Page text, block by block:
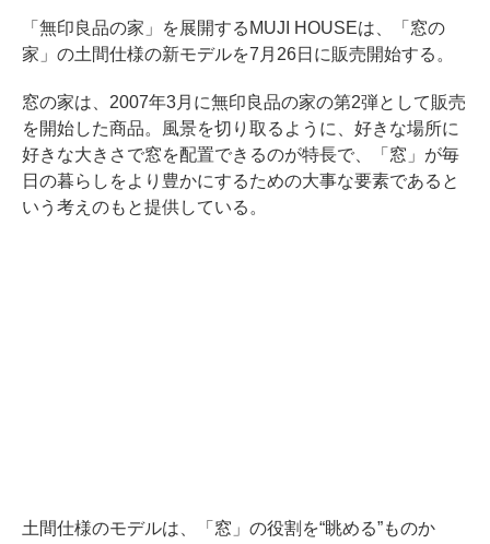
「無印良品の家」を展開するMUJI HOUSEは、「窓の
家」の土間仕様の新モデルを7月26日に販売開始する。
窓の家は、2007年3月に無印良品の家の第2弾として販売
を開始した商品。風景を切り取るように、好きな場所に
好きな大きさで窓を配置できるのが特長で、「窓」が毎
日の暮らしをより豊かにするための大事な要素であると
いう考えのもと提供している。
土間仕様のモデルは、「窓」の役割を“眺める”ものか